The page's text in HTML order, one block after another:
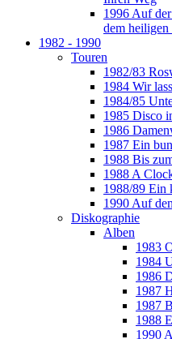
1996 Auf
dem heiligen
1982 - 1990
Touren
1982/83
1984 Wir
1984/85
1985 Disco
1986
1987 Ein
1988 Bis
1988 A
1988/89 Ein
1990 Auf
Diskographie
Alben
1983
1984
1986
1987
1987
1988
1990